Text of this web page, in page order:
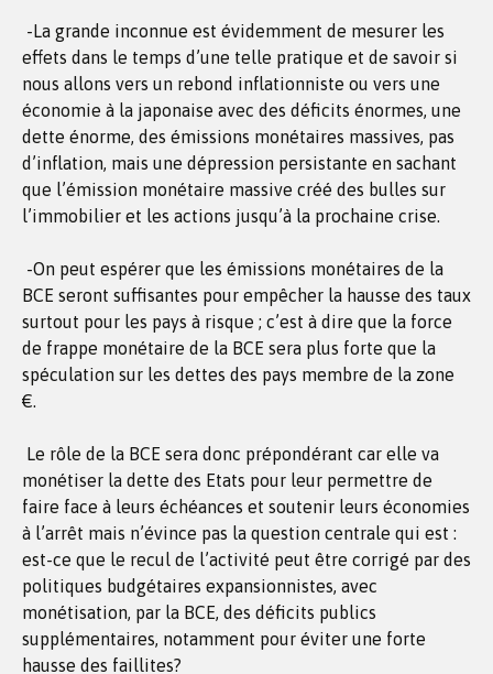
-La grande inconnue est évidemment de mesurer les
effets dans le temps d’une telle pratique et de savoir si
nous allons vers un rebond inflationniste ou vers une
économie à la japonaise avec des déficits énormes, une
dette énorme, des émissions monétaires massives, pas
d’inflation, mais une dépression persistante en sachant
que l’émission monétaire massive créé des bulles sur
l’immobilier et les actions jusqu’à la prochaine crise.
-On peut espérer que les émissions monétaires de la
BCE seront suffisantes pour empêcher la hausse des taux
surtout pour les pays à risque ; c’est à dire que la force
de frappe monétaire de la BCE sera plus forte que la
spéculation sur les dettes des pays membre de la zone
€.
Le rôle de la BCE sera donc prépondérant car elle va
monétiser la dette des Etats pour leur permettre de
faire face à leurs échéances et soutenir leurs économies
à l’arrêt mais n’évince pas la question centrale qui est :
est-ce que le recul de l’activité peut être corrigé par des
politiques budgétaires expansionnistes, avec
monétisation, par la BCE, des déficits publics
supplémentaires, notamment pour éviter une forte
hausse des faillites?